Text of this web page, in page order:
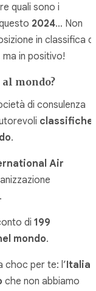
quali sono i
2024… Non
in classifica
in positivo!
mondo?
di consulenza
classifiche
.
Air
di 199
mondo.
choc per te: l’Italia
che non abbiamo